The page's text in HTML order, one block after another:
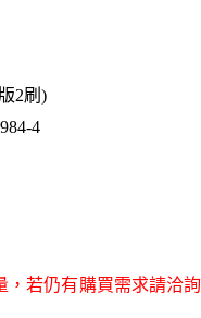
2刷)
4
若仍有購買需求請洽